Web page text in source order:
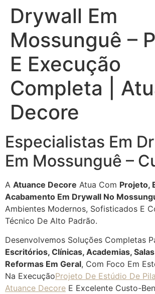
Drywall Em
Mossunguê –
E Execução
Completa |
Decore
Especialistas Em
Em Mossunguê –
A Atuance Decore Atua Com Projeto,
Acabamento Em Drywall No
Ambientes Modernos, Sofisticados E
Técnico De Alto Padrão.
Desenvolvemos Soluções Completas
Escritórios, Clínicas, Academias,
Reformas Em Geral, Com Foco Em
Na ExecuçãoProjeto De Estúdio De
Atuance Decore E Excelente Custo-